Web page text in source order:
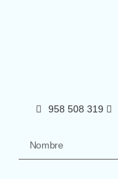
958 508 319